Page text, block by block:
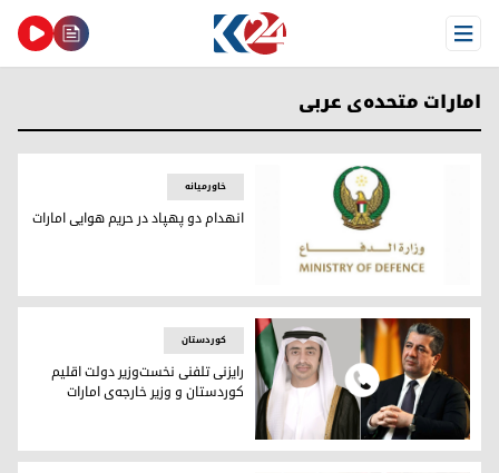
Open Menu
امارات متحده‌‌ی عربی
انهدام دو پهپاد در حریم هوایی امارات
خاورمیانه
انهدام دو پهپاد در حریم هوایی امارات
رایزنی تلفنی نخست‌وزیر دولت اقلیم کوردستان و وزیر خارجه‌ی
کوردستان
رایزنی تلفنی نخست‌وزیر دولت اقلیم
کوردستان و وزیر خارجه‌ی امارات